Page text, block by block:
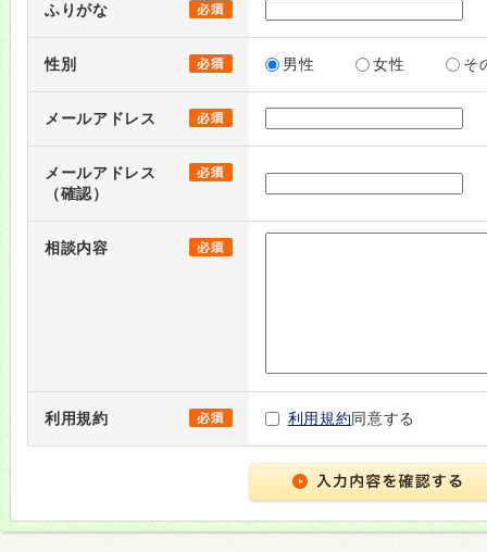
ふりがな
性別 男性 女性 そ
メールアドレス
メールアドレス
（確認）
相談内容
利用規約 利用規約同意する